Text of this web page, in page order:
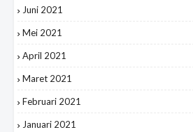
Juni 2021
Mei 2021
April 2021
Maret 2021
Februari 2021
Januari 2021